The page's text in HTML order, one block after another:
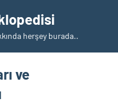
herşey burada..
ve